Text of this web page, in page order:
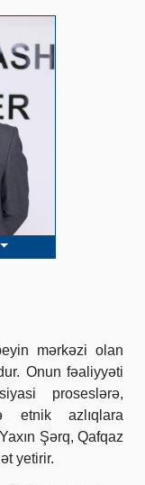
mərkəzi olan
Onun fəaliyyəti
proseslərə,
etnik azlıqlara
Şərq, Qafqaz
yetirir.